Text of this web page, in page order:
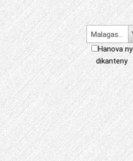
Malagasy fiteny
Hanova ny
dikanteny